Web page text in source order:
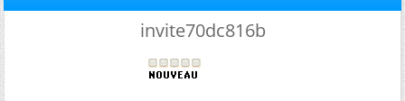
invite70dc816b